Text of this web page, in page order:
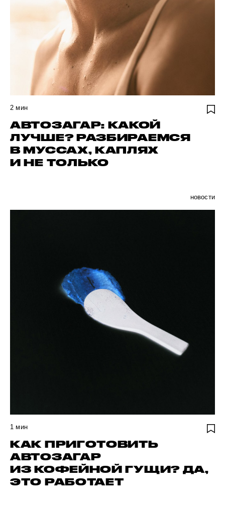
2 мин
АВТОЗАГАР: КАКОЙ
ЛУЧШЕ? РАЗБИРАЕМСЯ
В МУССАХ, КАПЛЯХ
И НЕ ТОЛЬКО
новости
1 мин
КАК ПРИГОТОВИТЬ
АВТОЗАГАР
ИЗ КОФЕЙНОЙ ГУЩИ? ДА,
ЭТО РАБОТАЕТ